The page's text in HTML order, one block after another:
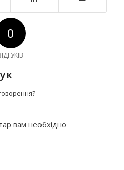
0
вам необхідно